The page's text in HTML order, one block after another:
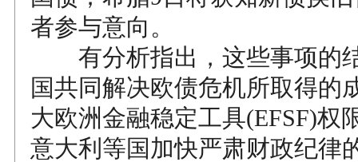
者参与意向。
有分析指出，这些事项的
国共同解决欧债危机所取得的
大欧洲金融稳定工具(EFSF)权
意大利等国加快严肃财政纪律